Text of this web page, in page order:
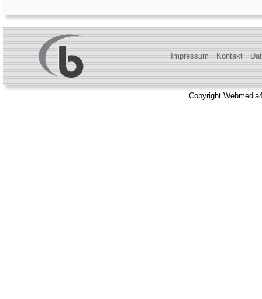
Impressum Kontakt
Copyright